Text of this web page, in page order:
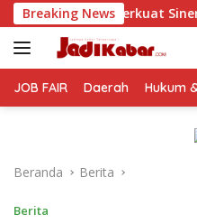
Langsung
ke
konten
Breaking News
Ulama dan Polri Jaga
JOB FAIR Daerah Hukum
Beranda Berita
Berita